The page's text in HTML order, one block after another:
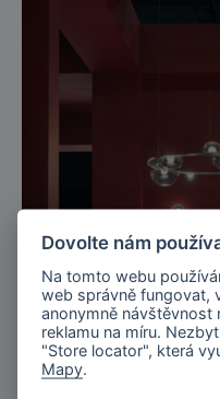
Paris, France
Dovolte nám
Na tomto webu
web správně fungovat,
anonymně návštěvnost
reklamu na míru.
"Store locator", která
Mapy